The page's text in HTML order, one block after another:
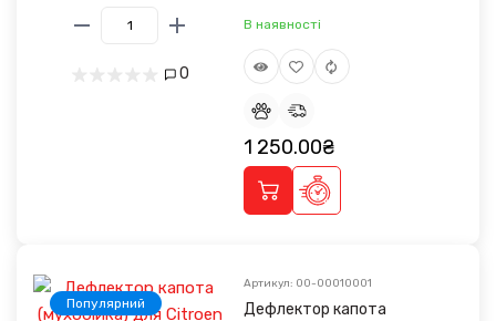
0
В наявності
1 250.00₴
Популярний
Артикул: 00-00010001
Дефлектор капота